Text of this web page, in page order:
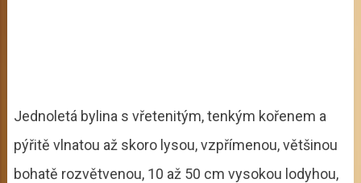
Jednoletá bylina s vřetenitým, tenkým kořenem a
pýřitě vlnatou až skoro lysou, vzpřímenou, většinou
bohatě rozvětvenou, 10 až 50 cm vysokou lodyhou,